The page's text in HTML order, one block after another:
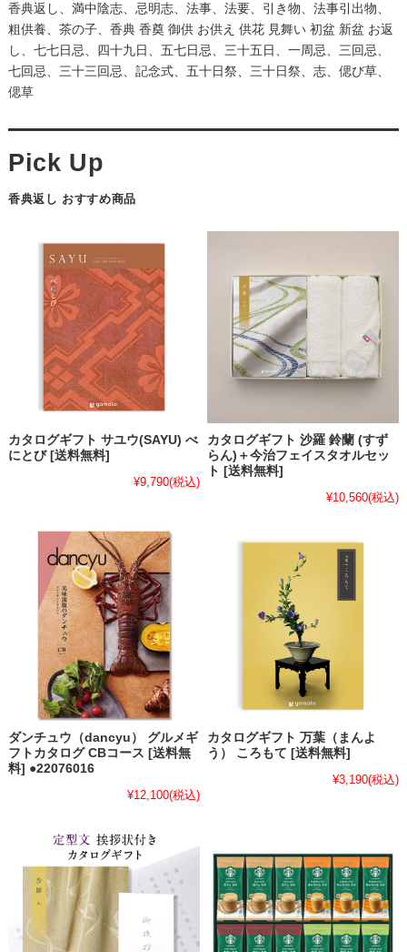
香典返し、満中陰志、忌明志、法事、法要、引き物、法事引出物、
粗供養、茶の子、香典 香奠 御供 お供え 供花 見舞い 初盆 新盆 お返
し、七七日忌、四十九日、五七日忌、三十五日、一周忌、三回忌、
七回忌、三十三回忌、記念式、五十日祭、三十日祭、志、偲び草、
偲草
香典返し おすすめ商品
カタログギフト サユウ(SAYU) べ
にとび [送料無料]
¥9,790(税込)
カタログギフト 沙羅 鈴蘭 (すず
らん)＋今治フェイスタオルセッ
ト [送料無料]
¥10,560(税込)
ダンチュウ（dancyu） グルメギ
フトカタログ CBコース [送料無
料] ●22076016
¥12,100(税込)
カタログギフト 万葉（まんよ
う） ころもて [送料無料]
¥3,190(税込)